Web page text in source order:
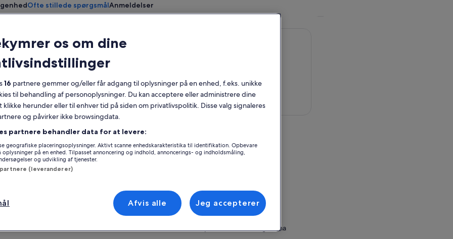
Ofte stillede spørgsmålAnmeldelser
Gratis afbestilling
6 timer
Mobilkupon
Øjeblikkelig
bekræftelse
Afhentning fra
udvalgte hoteller
Flere sprog
være i stand til at opdage alle
i vinens verden i Mendoza. Vi
en håndværksmæssig, familiemæssig
vingård, der lærer os arbejdet i
produktionsprocessen,
vingård, hvor vi ser kontrasten mellem
industrier, nyder tiden i vingården og
vi en olivenoliefabrik, de beskriver
Se på kort
Don Manuel Villafane Bodega
Viajes & Diseño
452 Rivadavia
M5500, Capital, Mendoza, Argentina
os om dine
16 partnere gemmer og/eller får adgang til oplysninger på en enhed, f.eks. unikke
til behandling af personoplysninger. Du kan acceptere eller administrere dine
klikke herunder eller til enhver tid på siden om privatlivspolitik. Disse valg signaleres
og påvirker ikke browsingdata.
partnere behandler data for at levere:
geografiske placeringsoplysninger. Aktivt scanne enhedskarakteristika til identifikation. Opbevare
på en enhed. Tilpasset annoncering og indhold, annoncerings- og indholdsmåling,
og udvikling af tjenester.
(leverandører)
Afvis alle Jeg accepterer